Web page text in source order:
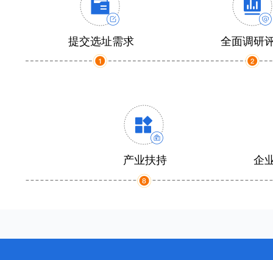
提交选址需求 全面调研
产业扶持 企